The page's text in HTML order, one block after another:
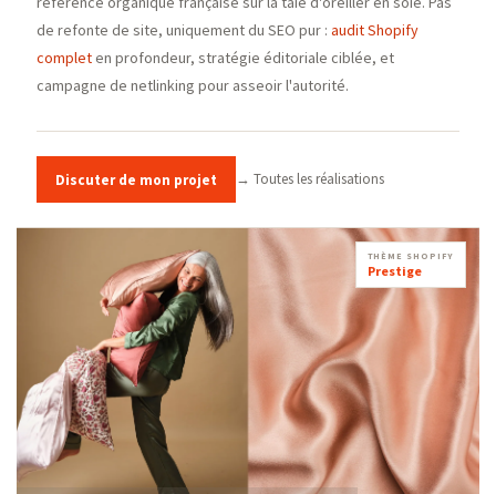
de refonte de site, uniquement du SEO pur : audit Shopify
completen profondeur, stratégie éditoriale ciblée, et
campagne de netlinking pour asseoir l'autorité.
Discuter de mon projet → Toutes les réalisations
THÈME SHOPIFY
Prestige